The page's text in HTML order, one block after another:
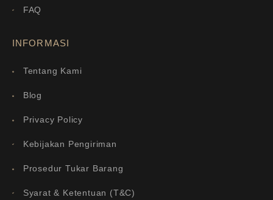
FAQ
INFORMASI
Tentang Kami
Blog
Privacy Policy
Kebijakan Pengiriman
Prosedur Tukar Barang
Syarat & Ketentuan (T&C)